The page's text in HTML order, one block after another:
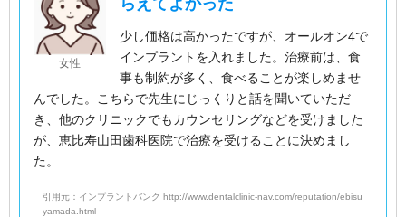
女性
少し価格は高かったですが、オールオン4で
インプラントを入れました。治療前は、食
事も制約が多く、食べることが楽しめませ
んでした。こちらで先生にじっくりと話を聞いていただ
き、他のクリニックでもカウンセリングなどを受けました
が、恵比寿山田歯科医院で治療を受けることに決めまし
た。
引用元：インプラントバンク http://www.dentalclinic-nav.com/reputation/ebisu
yamada.html